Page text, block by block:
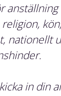
nationellt
in din